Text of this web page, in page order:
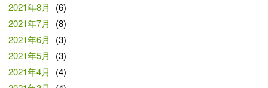
2021年8月
(6)
2021年7月
(8)
2021年6月
(3)
2021年5月
(3)
2021年4月
(4)